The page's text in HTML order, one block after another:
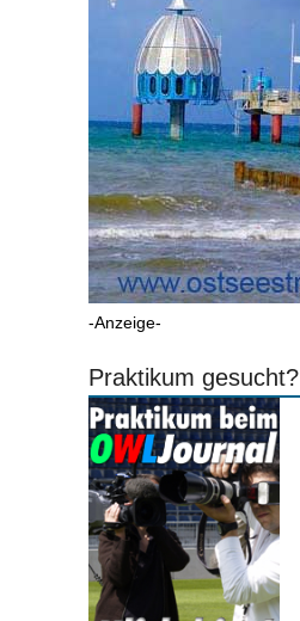
-Anzeige-
Praktikum gesucht?